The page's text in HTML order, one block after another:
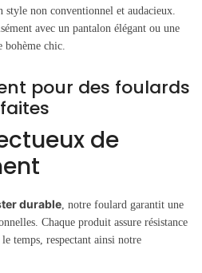
style non conventionnel et audacieux.
avec un pantalon élégant ou une
chic.
pour des foulards
de
durable, notre foulard garantit une
Chaque produit assure résistance
temps, respectant ainsi notre